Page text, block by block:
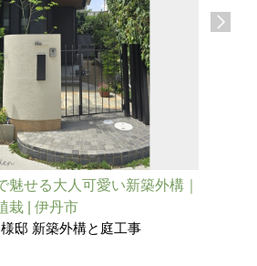
魅せる大人可愛い新築外構｜
栽 | 伊丹市
邸 新築外構と庭工事